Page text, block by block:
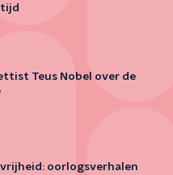
Teus Nobel over de
vrijheid: oorlogsverhalen